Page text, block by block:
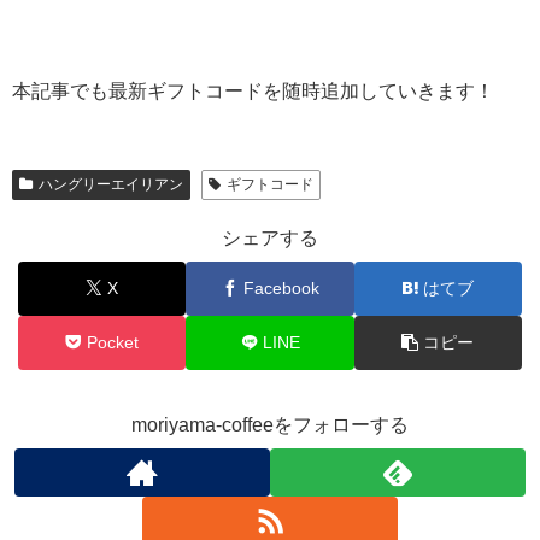
本記事でも最新ギフトコードを随時追加していきます！
ハングリーエイリアン ギフトコード
シェアする
X Facebook はてブ
Pocket LINE コピー
moriyama-coffeeをフォローする